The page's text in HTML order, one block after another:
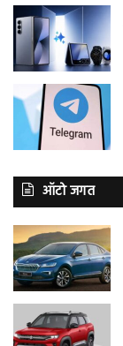
ऑटो जगत